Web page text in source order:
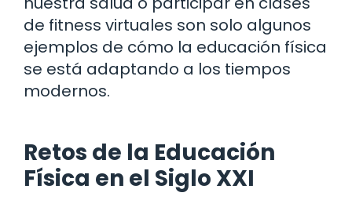
de fitness virtuales son solo algunos
ejemplos de cómo la educación física
se está adaptando a los tiempos
modernos.
Retos de la Educación
Física en el Siglo XXI